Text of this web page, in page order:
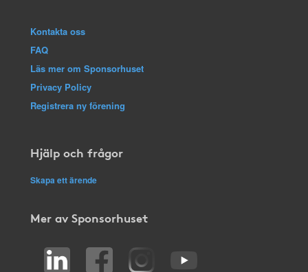
Kontakta oss
FAQ
Läs mer om Sponsorhuset
Privacy Policy
Registrera ny förening
Hjälp och frågor
Skapa ett ärende
Mer av Sponsorhuset